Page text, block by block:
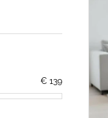
€ 139
d
k
t
o
o
u
k